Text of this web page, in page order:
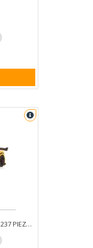
COCHE DE CARRERAS AMARILLO 237 PIEZAS